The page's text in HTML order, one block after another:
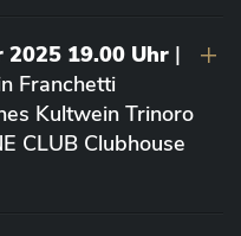
2025 19.00 Uhr |
Franchetti
Kultwein Trinoro
CLUB Clubhouse